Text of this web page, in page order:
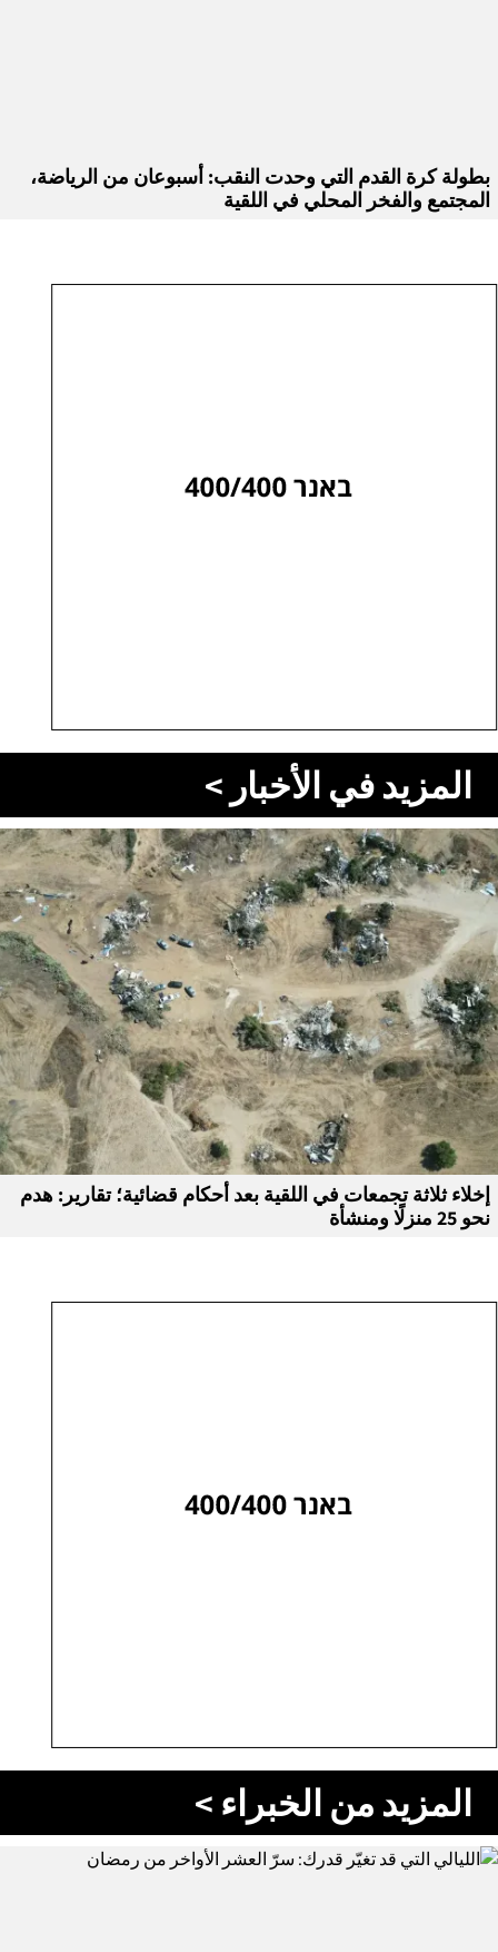
بطولة كرة القدم التي وحدت النقب: أسبوعان من الرياضة،
المجتمع والفخر المحلي في اللقية
المزيد في الأخبار >
إخلاء ثلاثة تجمعات في اللقية بعد أحكام قضائية؛ تقارير: هدم
نحو 25 منزلًا ومنشأة
المزيد من الخبراء >